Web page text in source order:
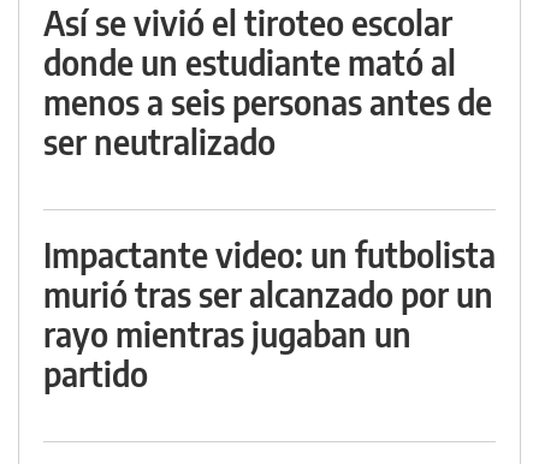
Así se vivió el tiroteo escolar
donde un estudiante mató al
menos a seis personas antes de
ser neutralizado
Impactante video: un futbolista
murió tras ser alcanzado por un
rayo mientras jugaban un
partido